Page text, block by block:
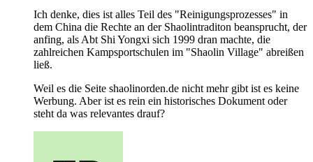
Ich denke, dies ist alles Teil des "Reinigungsprozesses" in
dem China die Rechte an der Shaolintraditon beansprucht, der
anfing, als Abt Shi Yongxi sich 1999 dran machte, die
zahlreichen Kampsportschulen im "Shaolin Village" abreißen
ließ.
Weil es die Seite shaolinorden.de nicht mehr gibt ist es keine
Werbung. Aber ist es rein ein historisches Dokument oder
steht da was relevantes drauf?